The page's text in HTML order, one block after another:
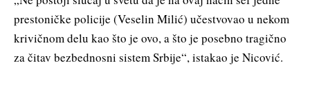
prestoničke policije (Veselin Milić) učestvovao u nekom
krivičnom delu kao što je ovo, a što je posebno tragično
za čitav bezbednosni sistem Srbije“, istakao je Nicović.